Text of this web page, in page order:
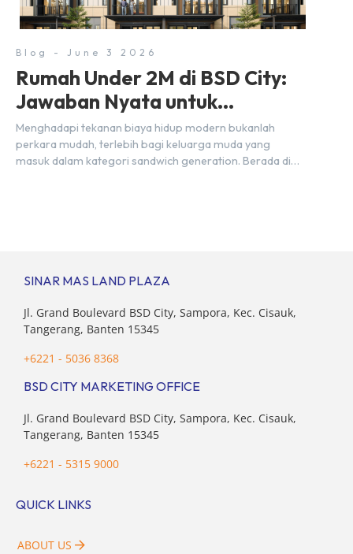
dua pusat pergerakan massa […]
Blog - June 3 2026
Rumah Under 2M di BSD City:
Jawaban Nyata untuk
Kebutuhan Generasi Sandwich
Menghadapi tekanan biaya hidup modern bukanlah
perkara mudah, terlebih bagi keluarga muda yang
masuk dalam kategori sandwich generation. Berada di
SINAR MAS LAND PLAZA
Jl. Grand Boulevard BSD City, Sampora, Kec. Cisauk,
Tangerang, Banten 15345
+6221 - 5036 8368
BSD CITY MARKETING OFFICE
Jl. Grand Boulevard BSD City, Sampora, Kec. Cisauk,
Tangerang, Banten 15345
+6221 - 5315 9000
QUICK LINKS
ABOUT US